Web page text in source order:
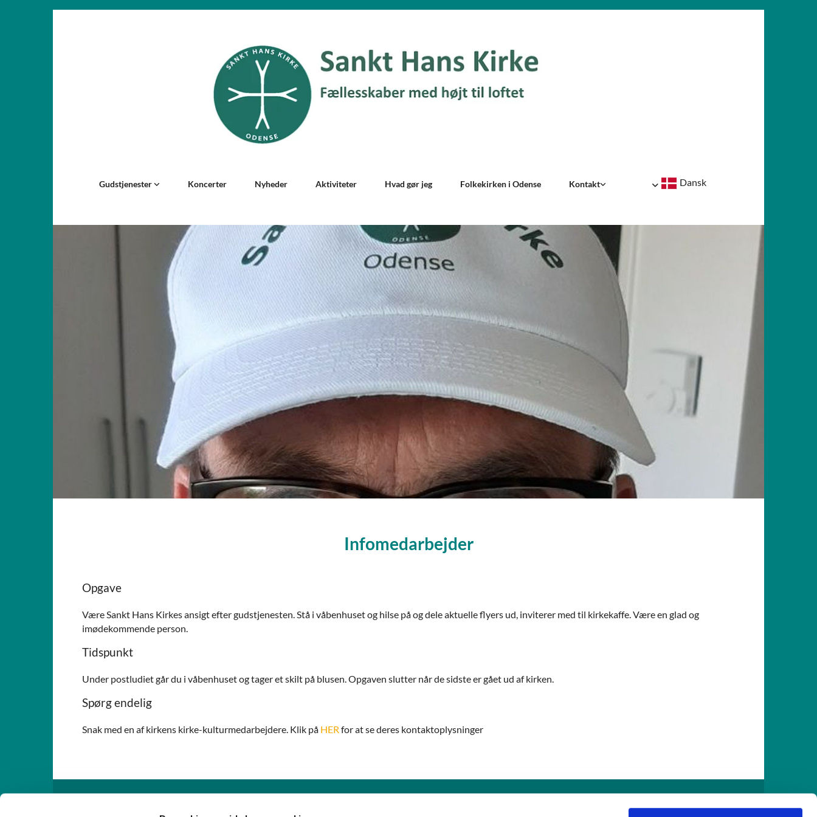
Gudstjenester Koncerter Nyheder Aktiviteter Hvad gør jeg Folkekirken i Odense Kontakt Dansk
Infomedarbejder
Opgave
Være Sankt Hans Kirkes ansigt efter gudstjenesten. Stå i våbenhuset og hilse på og dele aktuelle flyers ud, inviterer med til kirkekaffe. Være en glad og
imødekommende person.
Tidspunkt
Under postludiet går du i våbenhuset og tager et skilt på blusen. Opgaven slutter når de sidste er gået ud af kirken.
Spørg endelig
Snak med en af kirkens kirke-kulturmedarbejdere. Klik på HER for at se deres kontaktoplysninger